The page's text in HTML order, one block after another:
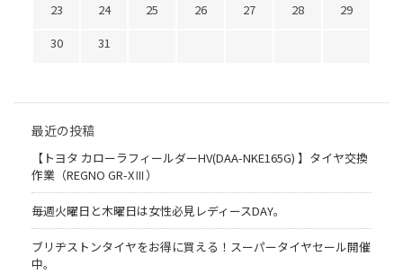
23
24 25 26 27 28
29
30
31
最近の投稿
【トヨタ カローラフィールダーHV(DAA-NKE165G) 】タイヤ交換
作業（REGNO GR-XⅢ）
毎週火曜日と木曜日は女性必見レディースDAY。
ブリヂストンタイヤをお得に買える！スーパータイヤセール開催
中。